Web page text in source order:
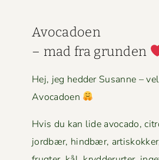
Avo­ca­doen
– mad fra grun­den
Hej, jeg hed­der Susanne –
Avocadoen
Hvis du kan lide avo­ca­do,
jord­bær, hind­bær,